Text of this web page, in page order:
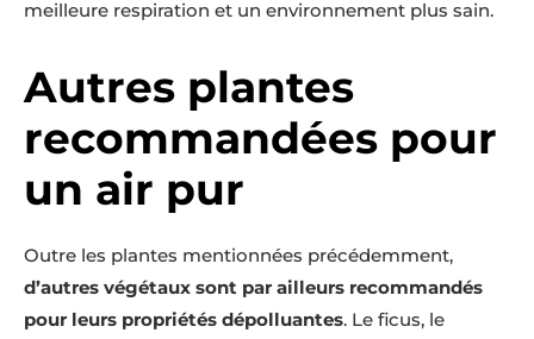
meilleure respiration et un environnement plus sain.
Autres plantes
recommandées pour
un air pur
Outre les plantes mentionnées précédemment,
d’autres végétaux sont par ailleurs recommandés
pour leurs propriétés dépolluantes. Le ficus, le